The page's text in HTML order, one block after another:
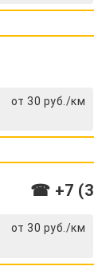
от 30 руб./км
☎ +7
от 30 руб./км